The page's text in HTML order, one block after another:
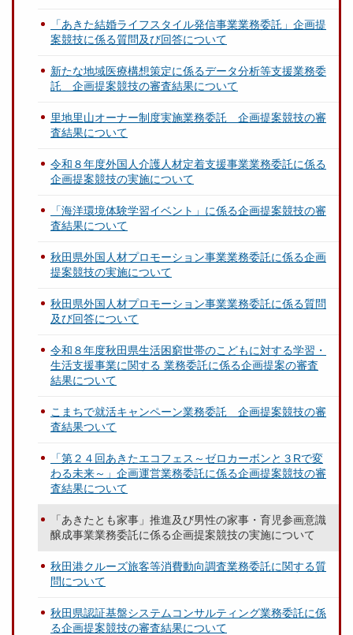
「あきた結婚ライフスタイル発信事業業務委託」企画提
案競技に係る質問及び回答について
新たな地域医療構想策定に係るデータ分析等支援業務委
託 企画提案競技の審査結果について
里地里山オーナー制度実施業務委託 企画提案競技の審
査結果について
令和８年度外国人介護人材定着支援事業業務委託に係る
企画提案競技の実施について
「海洋環境体験学習イベント」に係る企画提案競技の審
査結果について
秋田県外国人材プロモーション事業業務委託に係る企画
提案競技の実施について
秋田県外国人材プロモーション事業業務委託に係る質問
及び回答について
令和８年度秋田県生活困窮世帯のこどもに対する学習・
生活支援事業に関する 業務委託に係る企画提案の審査
結果について
こまちで就活キャンペーン業務委託 企画提案競技の審
査結果ついて
「第２４回あきたエコフェス～ゼロカーボンと３Rで変
わる未来～」企画運営業務委託に係る企画提案競技の審
査結果について
「あきたとも家事」推進及び男性の家事・育児参画意識
醸成事業業務委託に係る企画提案競技の実施について
秋田港クルーズ旅客等消費動向調査業務委託に関する質
問について
秋田県認証基盤システムコンサルティング業務委託に係
る企画提案競技の審査結果について